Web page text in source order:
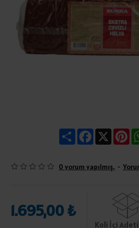
ShareFacebook
X
0 yorum yapılmış. -
1.695,00 ₺
Koli İçi